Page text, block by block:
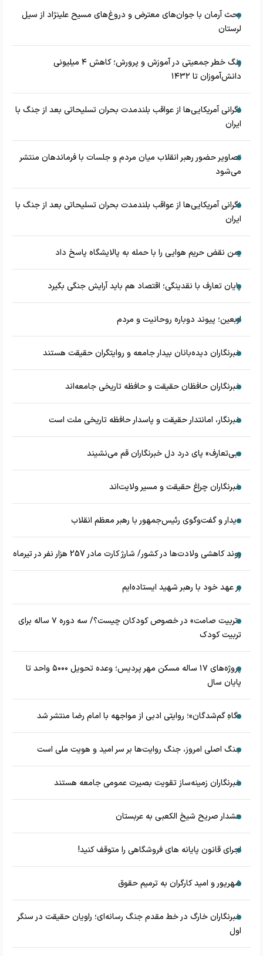
بحث آرمان با جوان‌های معترض و دروغ‌های مسیح علینژاد از سیل
لرستان
زنگ خطر جمعیتی در آموزش و پرورش؛ کاهش ۴ میلیونی
دانش‌آموزان تا ۱۴۳۲
نگرانی آمریکایی‌ها از عواقب بلندمدت بحران تسلیحاتی بعد از جنگ با
ایران
تصاویر حضور رهبر انقلاب میان مردم و جلسات با فرماندهان منتشر
می‌شود
نگرانی آمریکایی‌ها از عواقب بلندمدت بحران تسلیحاتی بعد از جنگ با
ایران
یمن نقض حریم هوایی را با حمله به پالایشگاه پاسخ داد
پایان تعارف با نقدینگی؛ اقتصاد هم باید آرایش جنگی بگیرد
اربعین؛ پیوند دوباره روحانیت و مردم
خبرنگاران دیده‌بانان بیدار جامعه و روایتگران حقیقت هستند
خبرنگاران حافظان حقیقت و حافظه تاریخی جامعه‌اند
خبرنگار، امانتدار حقیقت و پاسدار حافظه تاریخی ملت است
«بی‌تعارف» پای درد دل خبرنگاران قم می‌نشیند
خبرنگاران چراغ حقیقت و مسیر ولایت‌اند
دیدار و گفت‌وگوی رئیس‌جمهور با رهبر معظم انقلاب
روند کاهشی ولادت‌ها در کشور/ شارژ کارت مادر 257 هزار نفر در تیرماه
بر عهد خود با رهبر شهید ایستاده‌ایم
«تربیت صامت» در خصوص کودکان چیست؟/ سه دوره ۷ ساله برای
تربیت کودک
پروژه‌های ۱۷ ساله مسکن مهر پردیس؛ وعده تحویل ۵۰۰۰ واحد تا
پایان سال
«گاهِ گم‌شدگان»؛ روایتی ادبی از مواجهه با امام رضا منتشر شد
جنگ اصلی امروز، جنگ روایت‌ها بر سر امید و هویت ملی است
خبرنگاران زمینه‌ساز تقویت بصیرت عمومی جامعه هستند
هشدار صریح شیخ الکعبی به عربستان
اجرای قانون پایانه های فروشگاهی را متوقف کنید!
شهریور و امید کارگران به ترمیم حقوق
خبرنگاران خارگ در خط مقدم جنگ رسانه‌ای؛ راویان حقیقت در سنگر
اول